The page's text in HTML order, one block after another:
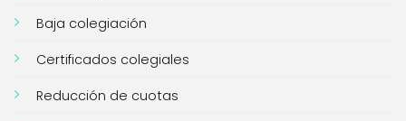
Baja colegiación
Certificados colegiales
Reducción de cuotas